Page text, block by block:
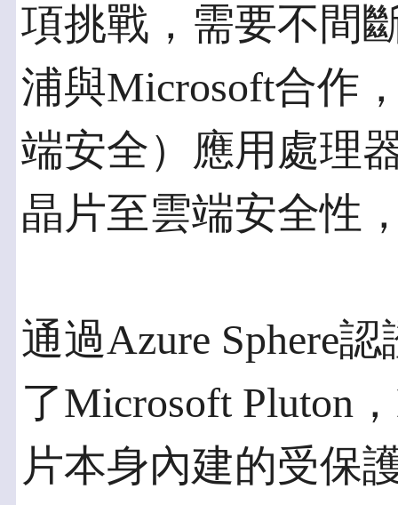
項挑戰，需要不間
浦與Microsoft合作
端安全）應用處理
晶片至雲端安全性
通過Azure Sphere
了Microsoft Pluton
片本身內建的受保